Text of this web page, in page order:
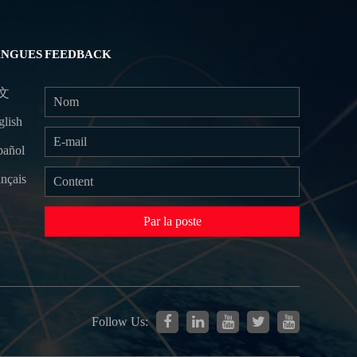
FEEDBACK
Par la poste
Follow Us: